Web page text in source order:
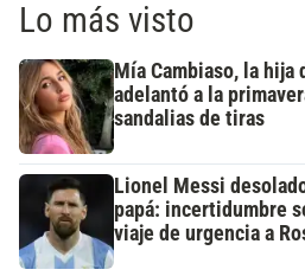
Lo más visto
Mía Cambiaso, la hija
adelantó a la
sandalias de tiras
Lionel Messi
papá: incertidumbre
viaje de urgencia a